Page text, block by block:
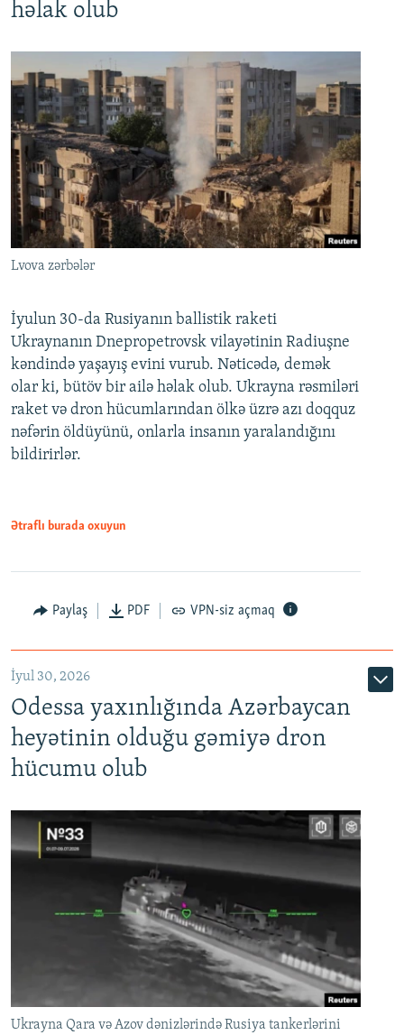
həlak olub
Lvova zərbələr
İyulun 30-da Rusiyanın ballistik raketi
Ukraynanın Dnepropetrovsk vilayətinin Radiuşne
kəndində yaşayış evini vurub. Nəticədə, demək
olar ki, bütöv bir ailə həlak olub. Ukrayna rəsmiləri
raket və dron hücumlarından ölkə üzrə azı doqquz
nəfərin öldüyünü, onlarla insanın yaralandığını
bildirirlər.
Ətraflı burada oxuyun
Paylaş PDF VPN-siz açmaq
İyul 30, 2026
Odessa yaxınlığında Azərbaycan
heyətinin olduğu gəmiyə dron
hücumu olub
Ukrayna Qara və Azov dənizlərində Rusiya tankerlərini